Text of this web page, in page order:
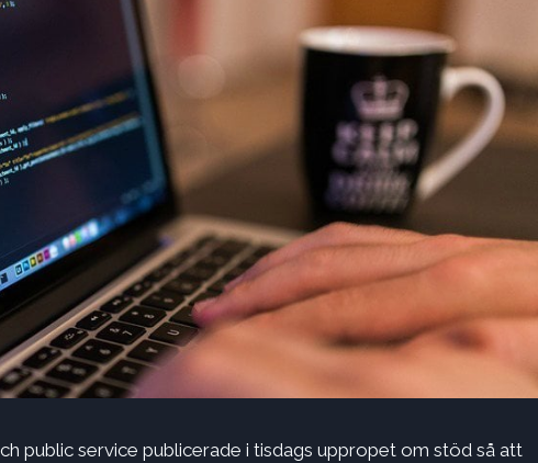
public service publicerade i tisdags uppropet om stöd så att